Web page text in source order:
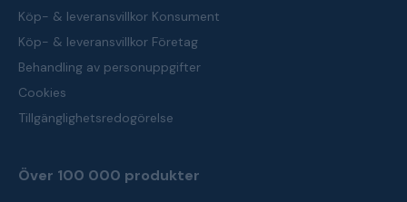
Köp- & leveransvillkor Konsument
Köp- & leveransvillkor Företag
Behandling av personuppgifter
Cookies
Tillgänglighetsredogörelse
Över 100 000 produkter